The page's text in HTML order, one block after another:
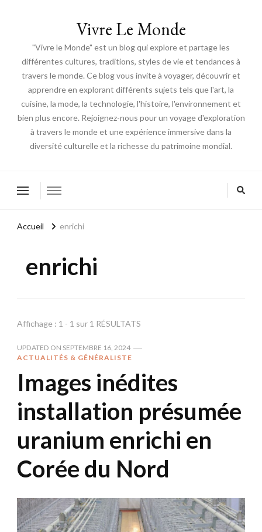
Vivre Le Monde
"Vivre le Monde" est un blog qui explore et partage les
différentes cultures, traditions, styles de vie et tendances à
travers le monde. Ce blog vous invite à voyager, découvrir et
apprendre en explorant différents sujets tels que l'art, la
cuisine, la mode, la technologie, l'histoire, l'environnement et
bien plus encore. Rejoignez-nous pour un voyage d'exploration
à travers le monde et une expérience immersive dans la
diversité culturelle et la richesse du patrimoine mondial.
Accueil enrichi
enrichi
Affichage : 1 - 1 sur 1 RÉSULTATS
UPDATED ON SEPTEMBRE 16, 2024
ACTUALITÉS & GÉNÉRALISTE
Images inédites
installation présumée
uranium enrichi en
Corée du Nord